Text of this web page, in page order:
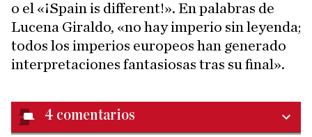
o el «¡Spain is different!». En palabras de
Lucena Giraldo, «no hay imperio sin leyenda;
todos los imperios europeos han generado
interpretaciones fantasiosas tras su final».
4 comentarios